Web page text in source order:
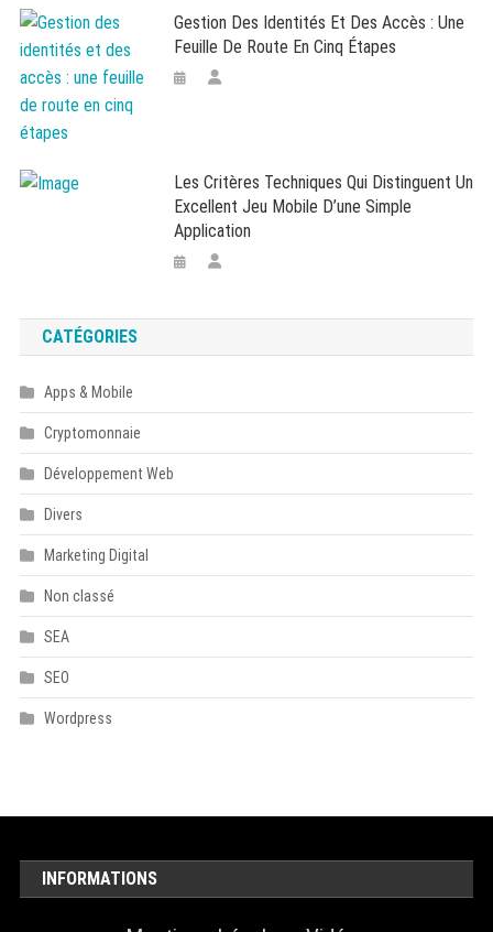
Gestion Des Identités Et Des Accès : Une
Feuille De Route En Cinq Étapes
Les Critères Techniques Qui Distinguent Un
Excellent Jeu Mobile D’une Simple
Application
CATÉGORIES
Apps & Mobile
Cryptomonnaie
Développement Web
Divers
Marketing Digital
Non classé
SEA
SEO
Wordpress
INFORMATIONS